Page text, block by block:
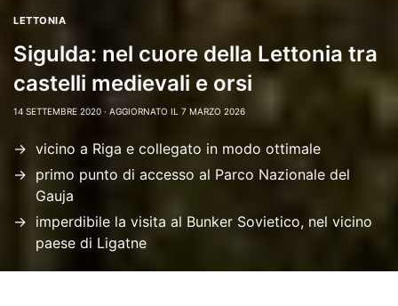
LETTONIA
Sigulda: nel cuore della Lettonia tra
castelli medievali e orsi
14 SETTEMBRE 2020 · AGGIORNATO IL 7 MARZO 2026
vicino a Riga e collegato in modo ottimale
primo punto di accesso al Parco Nazionale del
Gauja
imperdibile la visita al Bunker Sovietico, nel vicino
paese di Ligatne